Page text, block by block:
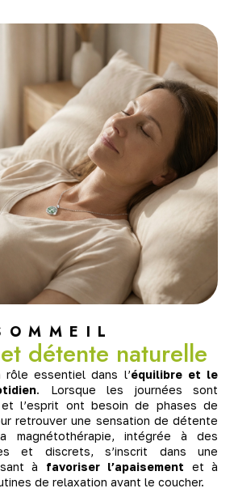
détente naturelle
rôle essentiel dans l’équilibre et le
. Lorsque les journées sont
l’esprit ont besoin de phases de
retrouver une sensation de détente
magnétothérapie, intégrée à des
et discrets, s’inscrit dans une
à favoriser l’apaisement et à
de relaxation avant le coucher.